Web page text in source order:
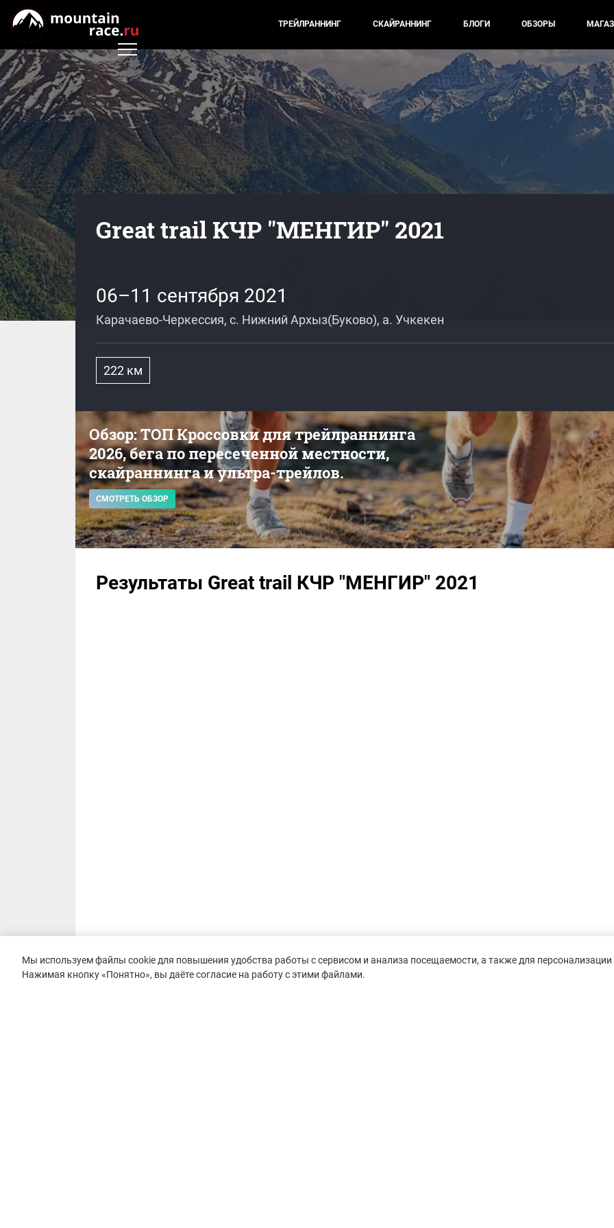
ТРЕЙЛРАННИНГ СКАЙРАННИНГ БЛОГИ ОБЗОРЫ
Great trail КЧР "МЕНГИР" 2021
06–11 сентября 2021
Карачаево-Черкессия, с. Нижний Архыз(Буково), а. Учкекен
222 км
Обзор: ТОП Кроссовки для трейлраннинга
2026, бега по пересеченной местности,
скайраннинга и ультра-трейлов.
СМОТРЕТЬ ОБЗОР
Результаты Great trail КЧР "МЕНГИР" 2021
Мы используем файлы cookie для повышения удобства работы с сервисом и анализа посещаемости, а также для персонализации
Нажимая кнопку «Понятно», вы даёте согласие на работу с этими файлами.